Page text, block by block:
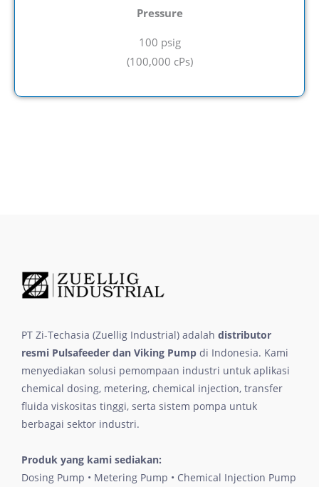
Pressure
100 psig
(100,000 cPs)
PT Zi-Techasia (Zuellig Industrial) adalah distributor
resmi Pulsafeeder dan Viking Pump di Indonesia. Kami
menyediakan solusi pemompaan industri untuk aplikasi
chemical dosing, metering, chemical injection, transfer
fluida viskositas tinggi, serta sistem pompa untuk
berbagai sektor industri.
Produk yang kami sediakan:
Dosing Pump • Metering Pump • Chemical Injection Pump